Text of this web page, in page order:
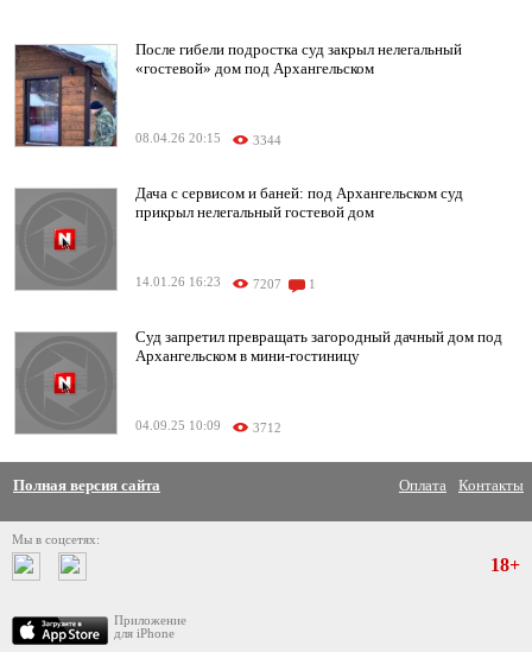
После гибели подростка суд закрыл нелегальный
«гостевой» дом под Архангельском
08.04.26 20:15 3344
Дача с сервисом и баней: под Архангельском суд
прикрыл нелегальный гостевой дом
14.01.26 16:23 7207 1
Суд запретил превращать загородный дачный дом под
Архангельском в мини-гостиницу
04.09.25 10:09 3712
Полная версия сайта Оплата Контакты
Мы в соцсетях:
Приложение
для iPhone
18+